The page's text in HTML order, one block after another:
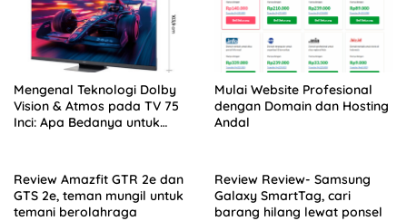
Mengenal Teknologi Dolby
Vision & Atmos pada TV 75
Inci: Apa Bedanya untuk
Mulai Website Profesional
dengan Domain dan Hosting
Andal
Review Amazfit GTR 2e dan
GTS 2e, teman mungil untuk
temani berolahraga
Review Review- Samsung
Galaxy SmartTag, cari
barang hilang lewat ponsel